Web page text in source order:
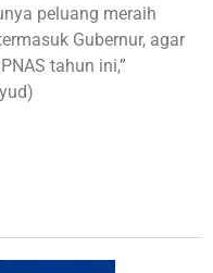
peluang meraih
Gubernur, agar
tahun ini,”